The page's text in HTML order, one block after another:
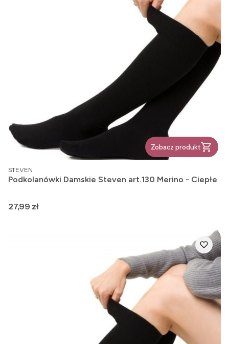
Zobacz produkt
PRODUCENT
STEVEN
Podkolanówki Damskie Steven art.130 Merino - Ciepłe
Cena
27,99 zł